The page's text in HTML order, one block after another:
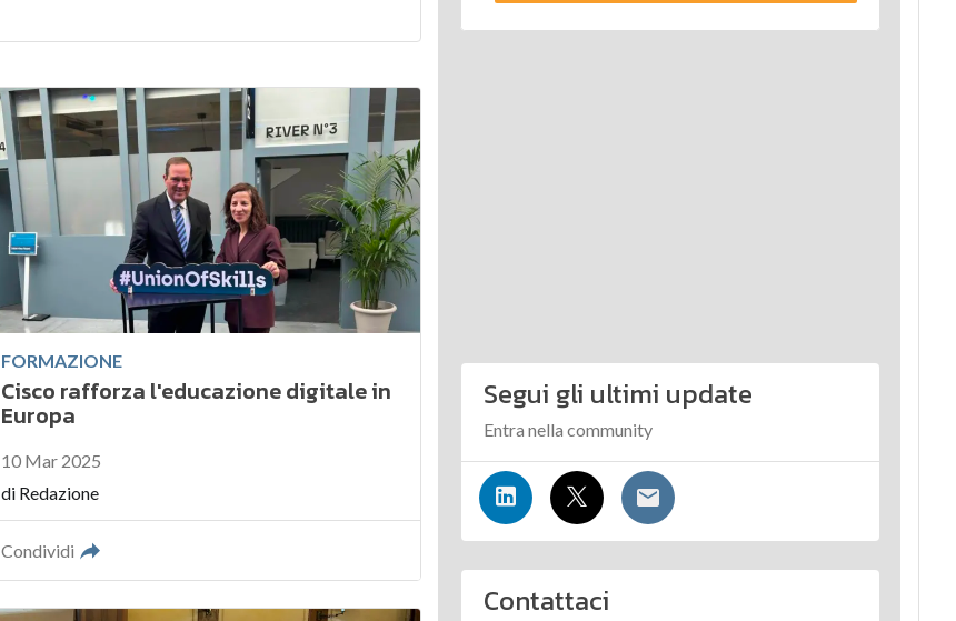
FORMAZIONE
Cisco rafforza l'educazione digitale in
Europa
10 Mar 2025
di Redazione
Condividi
Segui gli ultimi update
Entra nella community
Contattaci